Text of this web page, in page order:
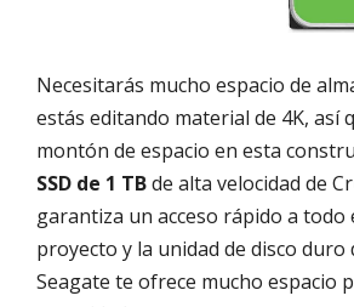
Necesitarás mucho espacio de
estás editando material de 4K, así
montón de espacio en esta
SSD de 1 TBde alta velocidad de
garantiza un acceso rápido a todo
proyecto y la unidad de disco duro
Seagate te ofrece mucho espacio